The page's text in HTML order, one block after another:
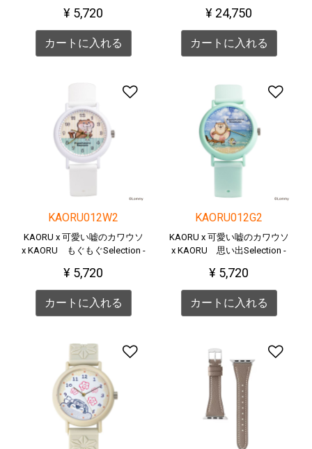
¥ 5,720
カートに入れる
¥ 24,750
カートに入れる
ほしい物リストに追加す
KAORU012W2
KAORU x 可愛い嘘のカワウソ
x KAORU もぐもぐSelection -
¥ 5,720
カートに入れる
ほ
KAORU012G2
KAORU x 可愛い嘘のカワウソ
x KAORU 思い出Selection -
¥ 5,720
カートに入れる
ほしい物リストに追加す
ほ